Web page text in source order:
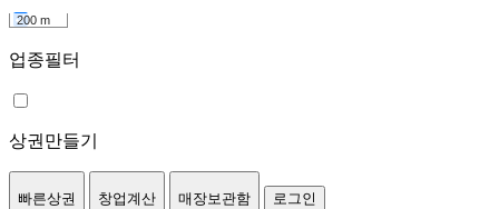
200 m
업종필터
상권만들기
빠른상권 창업계산 매장보관함 로그인